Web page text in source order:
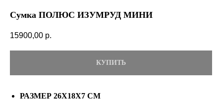
Сумка ПОЛЮС ИЗУМРУД МИНИ
15900,00 р.
КУПИТЬ
РАЗМЕР 26Х18Х7 СМ